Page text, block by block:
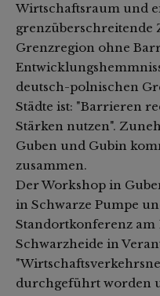
Wirtschaftsraum und
grenzüberschreitende
Grenzregion ohne
deutsch-polnischen
Städte ist: "Barrieren
Stärken nutzen".
Guben und Gubin
zusammen.
Der Workshop in
in Schwarze Pumpe
Standortkonferenz am
Schwarzheide in
durchgeführt worden